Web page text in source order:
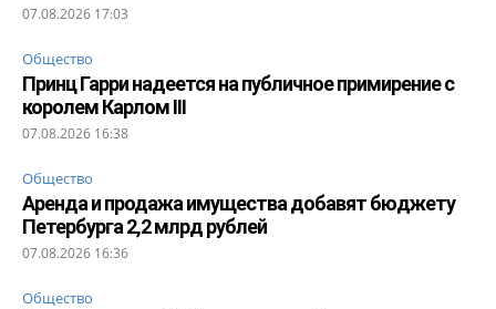
07.08.2026 17:03
Общество
Принц Гарри надеется на публичное примирение с
королем Карлом III
07.08.2026 16:38
Общество
Аренда и продажа имущества добавят бюджету
Петербурга 2,2 млрд рублей
07.08.2026 16:36
Общество